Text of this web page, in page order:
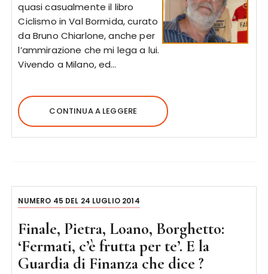
quasi casualmente il libro
Ciclismo in Val Bormida, curato
da Bruno Chiarlone, anche per
l’ammirazione che mi lega a lui.
Vivendo a Milano, ed…
CONTINUA A LEGGERE
NUMERO 45 DEL 24 LUGLIO 2014
Finale, Pietra, Loano, Borghetto:
‘Fermati, c’è frutta per te’. E la
Guardia di Finanza che dice ?